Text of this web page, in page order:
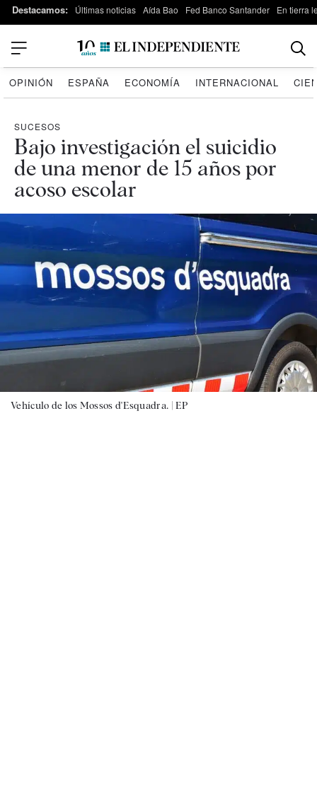
Destacamos: Últimas noticias Aída Bao Fed Banco Santander En tierra
OPINIÓN ESPAÑA ECONOMÍA INTERNACIONAL
SUCESOS
Bajo investigación el suicidio
de una menor de 15 años por
acoso escolar
Vehículo de los Mossos d'Esquadra. |EP